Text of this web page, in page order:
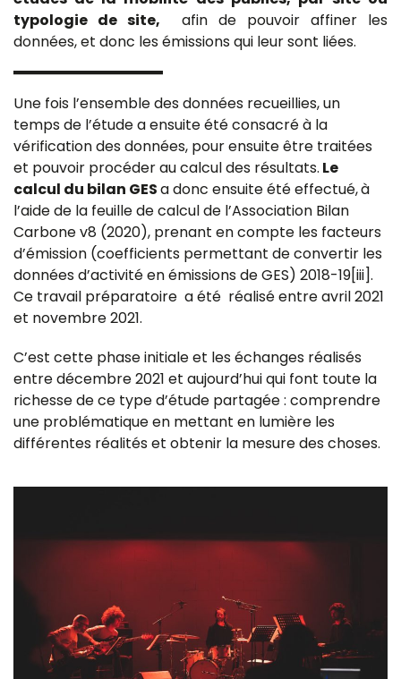
typologie de site,
afin de pouvoir affiner les
données, et donc les émissions qui leur sont liées.
Une fois l’ensemble des données recueillies, un
temps de l’étude a ensuite été consacré à la
vérification des données, pour ensuite être traitées
et pouvoir procéder au calcul des résultats. Le
calcul du bilan GESa donc ensuite été effectué,à
l’aide de la feuille de calcul de l’Association Bilan
Carbone v8 (2020), prenant en compte les facteurs
d’émission (coefficients permettant de convertir les
données d’activité en émissions de GES) 2018-19[iii].
Ce travail préparatoire a été réalisé entre avril 2021
et novembre 2021.
C’est cette phase initiale et les échanges réalisés
entre décembre 2021 et aujourd’hui qui font toute la
richesse de ce type d’étude partagée : comprendre
une problématique en mettant en lumière les
différentes réalités et obtenir la mesure des choses.